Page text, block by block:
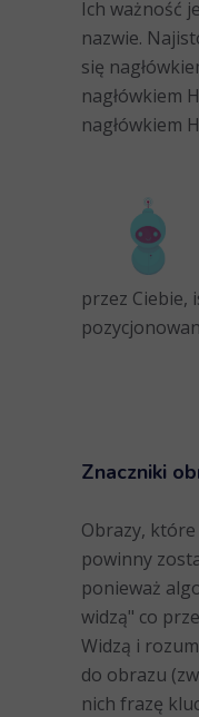
Ich ważność
nazwie.
się
nagłówkiem
nagłówkiem
przez Ciebie,
Znaczniki
Obrazy,
powinny
ponieważ
widzą" co
Widzą i
do obrazu
nich frazę